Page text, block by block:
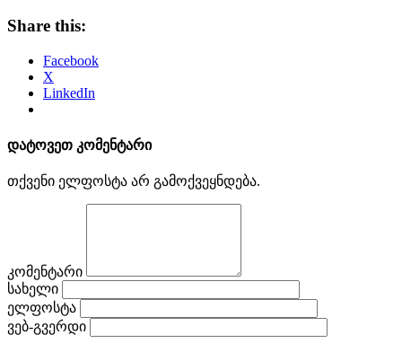
Share this:
Facebook
X
LinkedIn
დატოვეთ კომენტარი
თქვენი ელფოსტა არ გამოქვეყნდება.
კომენტარი
სახელი
ელფოსტა
ვებ-გვერდი